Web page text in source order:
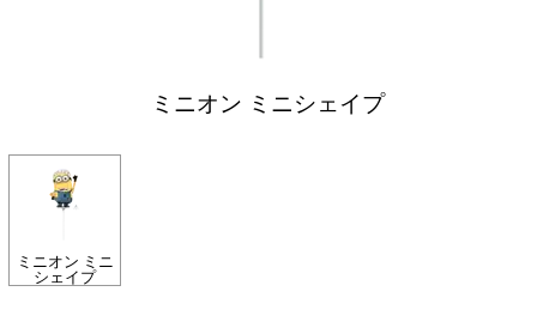
ミニオン ミニシェイプ
ミニオン ミニ
シェイプ